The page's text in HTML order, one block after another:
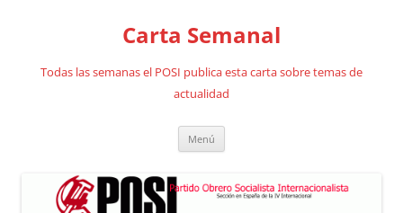
Carta Semanal
Todas las semanas el POSI publica esta carta sobre temas de
actualidad
Menú